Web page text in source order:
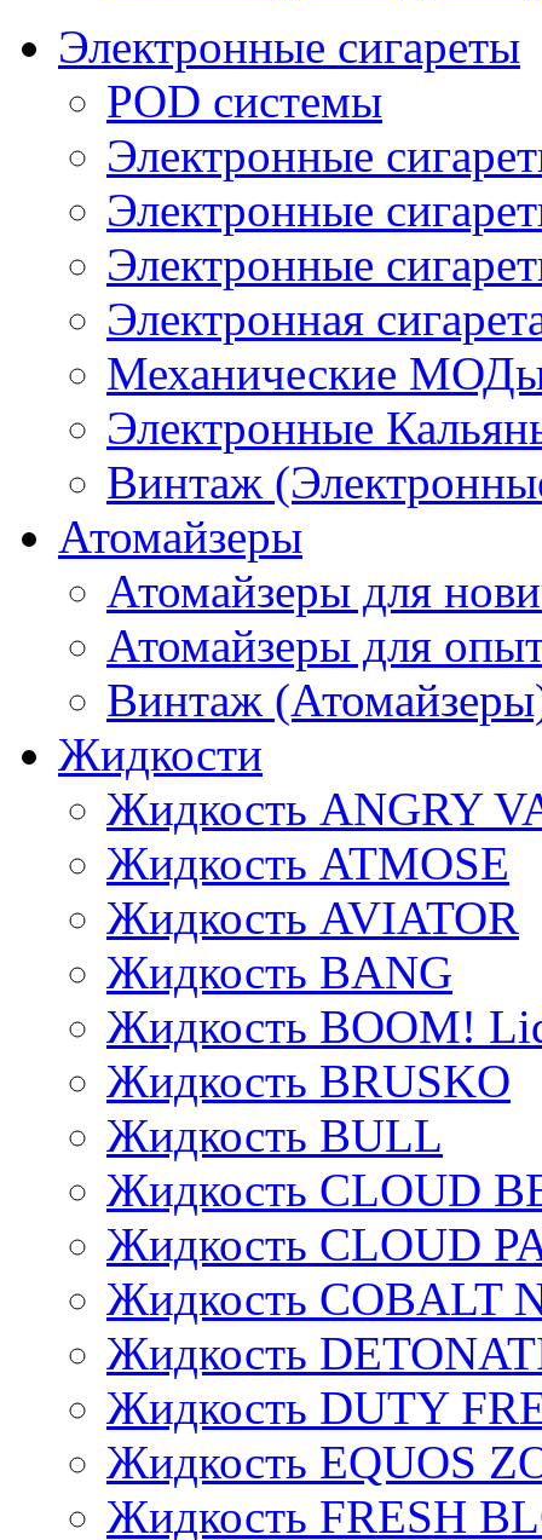
Электронные сигареты
POD системы
Электронные
Электронные
Электронные
Электронная
Механические
Электронные
Винтаж
Атомайзеры
Атомайзеры для
Атомайзеры для
Винтаж
Жидкости
Жидкость ANGRY
Жидкость ATMOSE
Жидкость AVIATOR
Жидкость BANG
Жидкость BOOM!
Жидкость BRUSKO
Жидкость BULL
Жидкость CLOUD
Жидкость CLOUD
Жидкость COBALT
Жидкость
Жидкость DUTY
Жидкость EQUOS
Жидкость FRESH